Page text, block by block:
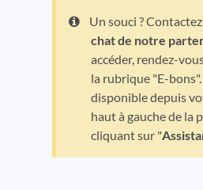
Un souci ?
chat de notre
accéder, rendez-
la rubrique "E-
disponible depuis
haut à gauche de la
cliquant sur "